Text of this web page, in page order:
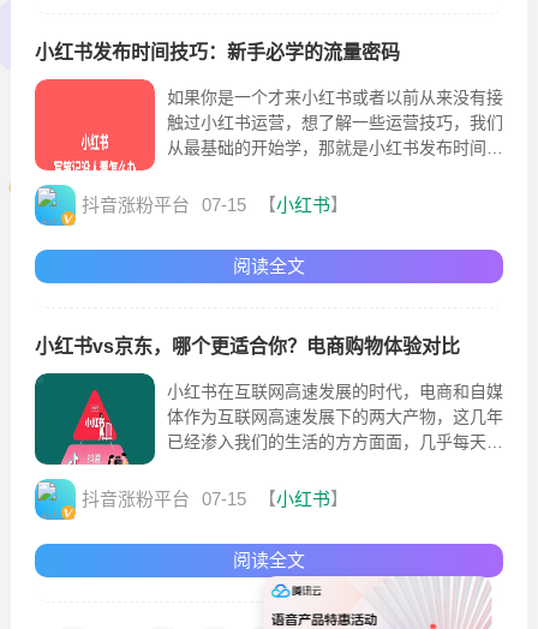
小红书发布时间技巧：新手必学的流量密码
如果你是一个才来小红书或者以前从来没有接
触过小红书运营，想了解一些运营技巧，我们
从最基础的开始学，那就是小红书发布时间技
抖音涨粉平台 07-15 【小红书】
阅读全文
小红书vs京东，哪个更适合你？电商购物体验对比
小红书在互联网高速发展的时代，电商和自媒
体作为互联网高速发展下的两大产物，这几年
已经渗入我们的生活的方方面面，几乎每天的
是在行业的翘楚
抖音涨粉平台 07-15 【小红书】
阅读全文